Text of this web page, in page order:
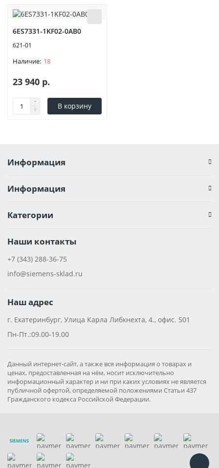
6ES7331-1KF02-0AB0
621-01
18
23 940 р.
В корзину
Информация
Информация
Категории
Наши контакты
+7 (343) 288-36-75
info@siemens-sklad.ru
Наш адрес
г. Екатеринбург, Улица Карла Либкнехта, 4., офис. 501
Пн-Пт.:09.00-19.00
Данный интернет-сайт, а также вся информация о товарах и
ценах, предоставленная на нём, носит исключительно
информационный характер и ни при каких условиях не является
публичной офертой, определяемой положениями Статьи 437
Гражданского кодекса Российской Федерации.